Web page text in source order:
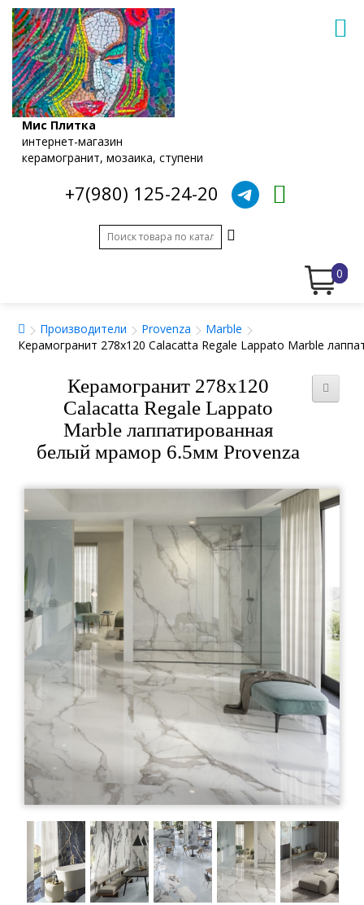
Мис Плитка
интернет-магазин
керамогранит, мозаика, ступени
+7(980) 125-24-20
0
Производители Provenza
Marble
Керамогранит 278x120 Calacatta Regale Lappato Marble
Керамогранит 278x120
Calacatta Regale Lappato
Marble лаппатированная
белый мрамор 6.5мм Provenza